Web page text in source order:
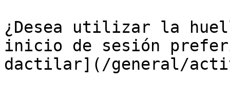
¿Desea utilizar la
inicio de sesión